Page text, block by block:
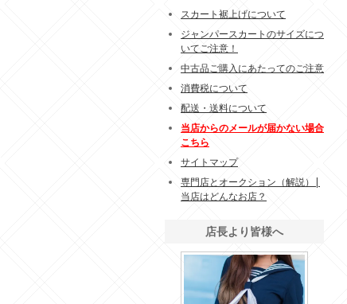
スカート裾上げについて
ジャンパースカートのサイズにつ
いてご注意！
中古品ご購入にあたってのご注意
消費税について
配送・送料について
当店からのメールが届かない場合
こちら
サイトマップ
専門店とオークション（解説）|
当店はどんなお店？
店長より皆様へ